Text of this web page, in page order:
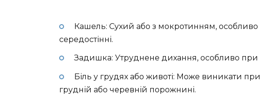
Кашель: Сухий або з мокротинням, особливо
середостінні.
Задишка: Утруднене дихання, особливо при
Біль у грудях або животі: Може виникати
грудній або черевній порожнині.